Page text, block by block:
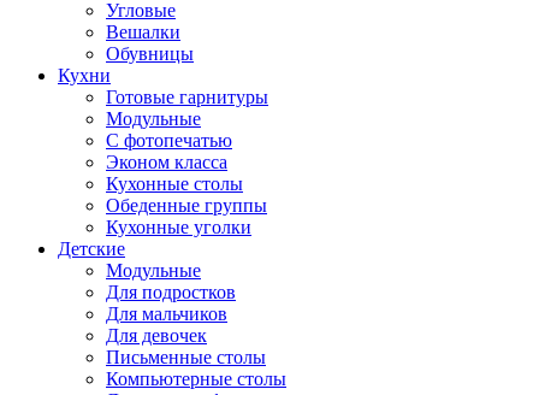
Угловые
Вешалки
Обувницы
Кухни
Готовые гарнитуры
Модульные
С фотопечатью
Эконом класса
Кухонные столы
Обеденные группы
Кухонные уголки
Детские
Модульные
Для подростков
Для мальчиков
Для девочек
Письменные столы
Компьютерные столы